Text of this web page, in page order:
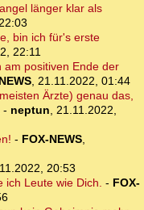
länger klar als
bin ich für's erste
22:11
am positiven Ende der
21.11.2022, 01:44
Ärzte) genau das,
- neptun
21.11.2022,
- FOX-NEWS,
20:53
Leute wie Dich. - FOX-